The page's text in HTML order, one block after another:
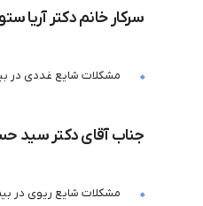
سرکار خانم دکتر آریا
مشکلات شایع غددی در
جناب آقای دکتر سید
مشکلات شایع ریوی در